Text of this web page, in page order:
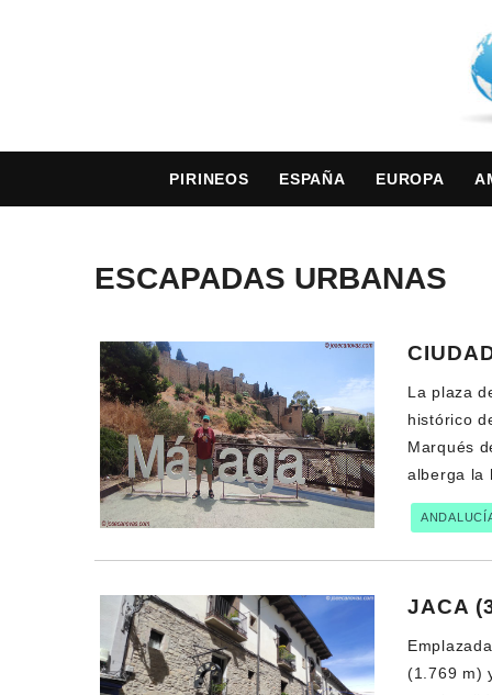
PIRINEOS ESPAÑA EUROPA
ESCAPADAS URBANAS
La plaza
histórico
Marqués
alberga la
JACA
(1.769 m)